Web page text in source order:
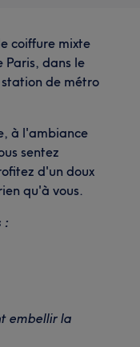
coiffure mixte
Paris, dans le
de métro
à l'ambiance
sentez
d'un doux
qu'à vous.
:
embellir la